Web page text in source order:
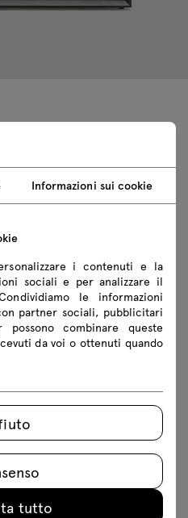
Foto
sicurezza
della collezione
Informazioni sui cookie
i contenuti e la
sociali e per analizzare il
le informazioni
partner sociali, pubblicitari
combinare queste
da voi o ottenuti quando
tutto